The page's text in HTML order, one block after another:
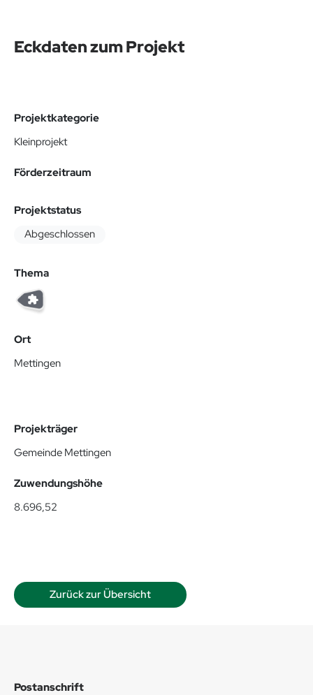
Eckdaten zum Projekt
Projektkategorie
Kleinprojekt
Förderzeitraum
Projektstatus
Abgeschlossen
Thema
Ort
Mettingen
Projekträger
Gemeinde Mettingen
Zuwendungshöhe
8.696,52
Zurück zur Übersicht
Postanschrift